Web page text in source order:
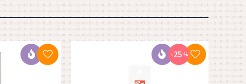
-25 %